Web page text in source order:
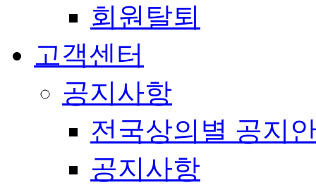
회원탈퇴
고객센터
공지사항
전국상의별 공지
공지사항